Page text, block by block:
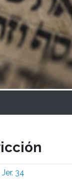
Jer. 34